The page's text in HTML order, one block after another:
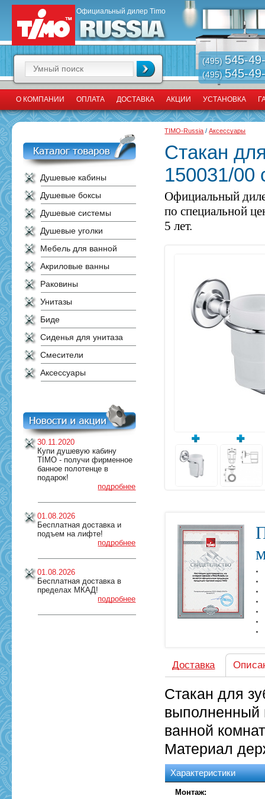
Официальный дилер Timo
(495) 545-
(495)545-
О КОМПАНИИ ОПЛАТА ДОСТАВКА АКЦИИ УСТАНОВКА
Душевые кабины
Душевые боксы
Душевые системы
Душевые уголки
Мебель для ванной
Акриловые ванны
Раковины
Унитазы
Биде
Сиденья для унитаза
Смесители
Аксессуары
30.11.2020
Купи душевую кабину
TIMO - получи фирменное
банное полотенце в
подарок!
подробнее
01.08.2026
Бесплатная доставка и
подъем на лифте!
подробнее
01.08.2026
Бесплатная доставка в
пределах МКАД!
подробнее
TIMO-Russia /Аксессуары
Стакан
150031/00
Официальный
по специальной
5 лет.
Доставка
Стакан для
выполненный
ванной
Материал
Характеристики
Монтаж: